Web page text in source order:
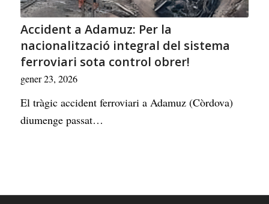
Accident a Adamuz: Per la
nacionalització integral del sistema
ferroviari sota control obrer!
gener 23, 2026
El tràgic accident ferroviari a Adamuz (Còrdova)
diumenge passat…